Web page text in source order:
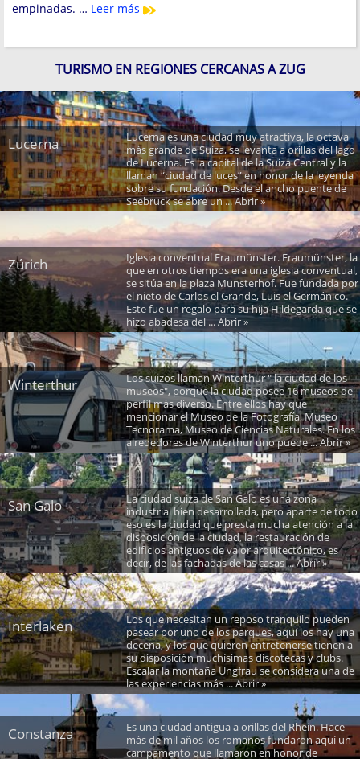
empinadas. … Leer más
TURISMO EN REGIONES CERCANAS A ZUG
Lucerna
Lucerna es una ciudad muy atractiva, la octava
más grande de Suiza, se levanta a orillas del lago
de Lucerna. Es la capital de la Suiza Central y la
llaman “ciudad de luces” en honor de la leyenda
sobre su fundación. Desde el ancho puente de
Seebruck se abre un ... Abrir »
Zúrich
Iglesia conventual Fraumünster. Fraumünster, la
que en otros tiempos era una iglesia conventual,
se sitúa en la plaza Munsterhof. Fue fundada por
el nieto de Carlos el Grande, Luis el Germánico.
Este fue un regalo para su hija Hildegarda que se
hizo abadesa del ... Abrir »
Winterthur
Los suizos llaman Winterthur " la ciudad de los
museos", porque la ciudad posee 16 museos de
perfil más diverso. Entre ellos hay que
mencionar el Museo de la Fotografía, Museo
Tecnorama, Museo de Ciencias Naturales. En los
alrededores de Winterthur uno puede ... Abrir »
San Galo
La ciudad suiza de San Galo es una zona
industrial bien desarrollada, pero aparte de todo
eso es la ciudad que presta mucha atención a la
disposición de la ciudad, la restauración de
edificios antiguos de valor arquitectónico, es
decir, de las fachadas de las casas ... Abrir »
Interlaken
Los que necesitan un reposo tranquilo pueden
pasear por uno de los parques, aquí los hay una
decena, y los que quieren entretenerse tienen a
su disposición muchísimas discotecas y clubs.
Escalar la montaña Ungfrau se considera una de
las experiencias más ... Abrir »
Constanza
Es una ciudad antigua a orillas del Rhein. Hace
más de mil años los romanos fundaron aquí un
campamento que llamaron en honor de